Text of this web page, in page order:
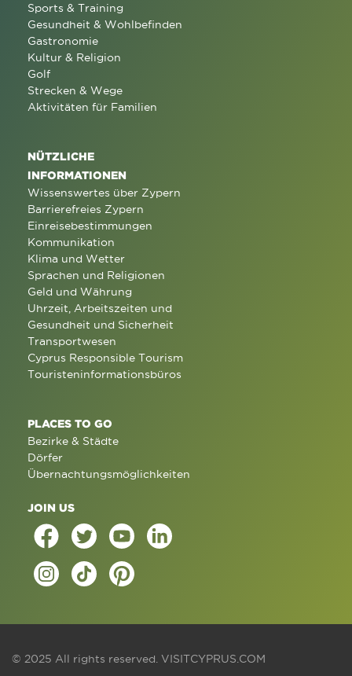
Sports & Training
Gesundheit & Wohlbefinden
Gastronomie
Kultur & Religion
Golf
Strecken & Wege
Aktivitäten für Familien
NÜTZLICHE
INFORMATIONEN
Wissenswertes über Zypern
Barrierefreies Zypern
Einreisebestimmungen
Kommunikation
Klima und Wetter
Sprachen und Religionen
Geld und Währung
Uhrzeit, Arbeitszeiten und
Gesundheit und Sicherheit
Transportwesen
Cyprus Responsible Tourism
Touristeninformationsbüros
PLACES TO GO
Bezirke & Städte
Dörfer
Übernachtungsmöglichkeiten
JOIN US
© 2025 All rights reserved. VISITCYPRUS.COM